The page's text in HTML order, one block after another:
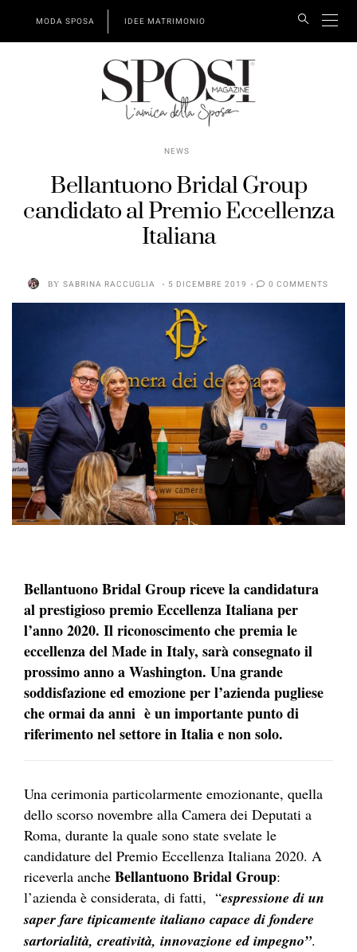
MODA SPOSA IDEE MATRIMONIO
NEWS
Bellantuono Bridal Group
candidato al Premio Eccellenza
Italiana
BY SABRINA RACCUGLIA 5 DICEMBRE 2019 0 COMMENTS
Bellantuono Bridal Group riceve la candidatura
al prestigioso premio Eccellenza Italiana per
l’anno 2020. Il riconoscimento che premia le
eccellenza del Made in Italy, sarà consegnato il
prossimo anno a Washington. Una grande
soddisfazione ed emozione per l’azienda pugliese
che ormai da anni è un importante punto di
riferimento nel settore in Italia e non solo.
Una cerimonia particolarmente emozionante, quella
dello scorso novembre alla Camera dei Deputati a
Roma, durante la quale sono state svelate le
candidature del Premio Eccellenza Italiana 2020. A
riceverla anche Bellantuono Bridal Group:
l’azienda è considerata, di fatti, “espressione di un
saper fare tipicamente italiano capace di fondere
sartorialità, creatività, innovazione ed impegno”.